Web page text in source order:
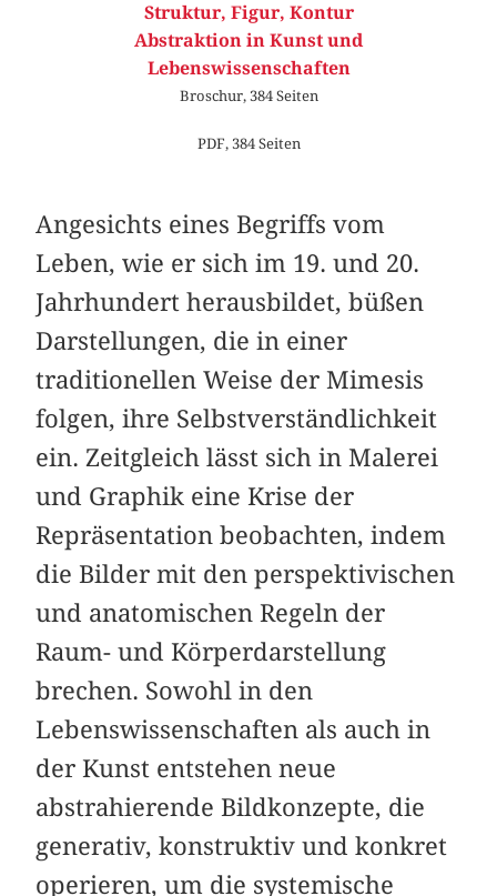
Struktur, Figur, Kontur
Abstraktion in Kunst und
Lebenswissenschaften
Broschur, 384 Seiten
PDF, 384 Seiten
Angesichts eines Begriffs vom
Leben, wie er sich im 19. und 20.
Jahrhundert herausbildet, büßen
Darstellungen, die in einer
traditionellen Weise der Mimesis
folgen, ihre Selbstverständlichkeit
ein. Zeitgleich lässt sich in Malerei
und Graphik eine Krise der
Repräsentation beobachten, indem
die Bilder mit den perspektivischen
und anatomischen Regeln der
Raum- und Körperdarstellung
brechen. Sowohl in den
Lebenswissenschaften als auch in
der Kunst entstehen neue
abstrahierende Bildkonzepte, die
generativ, konstruktiv und konkret
operieren, um die systemische